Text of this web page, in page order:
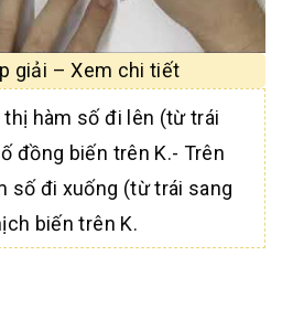
giải – Xem chi tiết
hàm số đi lên (từ trái
đồng biến trên K.- Trên
số đi xuống (từ trái sang
biến trên K.